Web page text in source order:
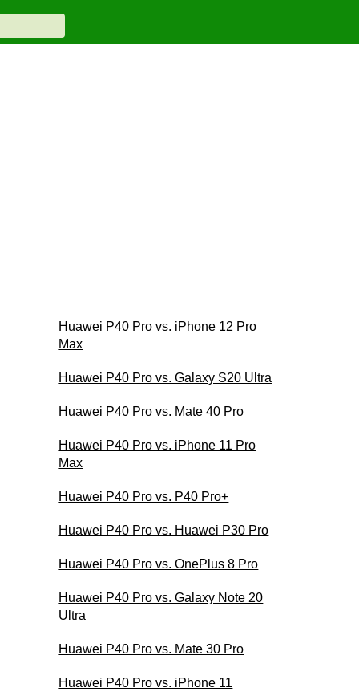
Huawei P40 Pro vs. iPhone 12 Pro
Max
Huawei P40 Pro vs. Galaxy S20 Ultra
Huawei P40 Pro vs. Mate 40 Pro
Huawei P40 Pro vs. iPhone 11 Pro
Max
Huawei P40 Pro vs. P40 Pro+
Huawei P40 Pro vs. Huawei P30 Pro
Huawei P40 Pro vs. OnePlus 8 Pro
Huawei P40 Pro vs. Galaxy Note 20
Ultra
Huawei P40 Pro vs. Mate 30 Pro
Huawei P40 Pro vs. iPhone 11